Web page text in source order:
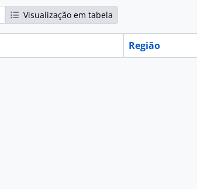
Visualização em tabela
Região